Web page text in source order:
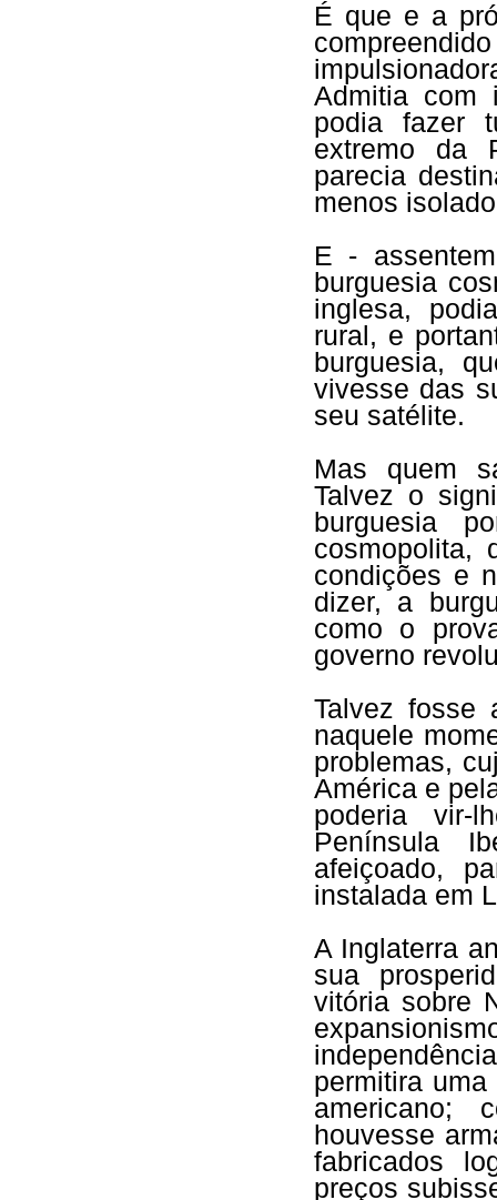
É que e a
Admitia com
podia fazer
extremo da
parecia
menos
E -
burguesia
inglesa,
rural, e
burguesia,
vivesse das
seu satélite.
Mas quem
Talvez o
burguesia
cosmopolita,
condições e
dizer, a
como o
governo
Talvez fosse
naquele
problemas,
América e
poderia vir-
Península
afeiçoado,
instalada em
A Inglaterra
sua
vitória sobre
permitira
americano;
houvesse
fabricados
preços